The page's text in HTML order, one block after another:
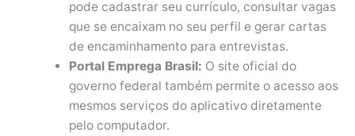
pode cadastrar seu currículo, consultar vagas
que se encaixam no seu perfil e gerar cartas
de encaminhamento para entrevistas.
Portal Emprega Brasil: O site oficial do
governo federal também permite o acesso aos
mesmos serviços do aplicativo diretamente
pelo computador.